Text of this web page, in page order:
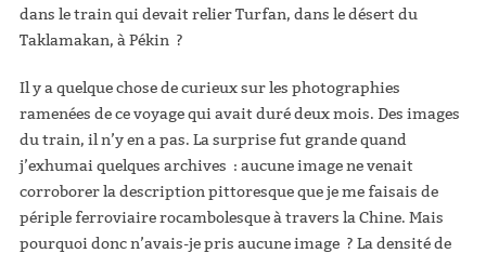
dans le train qui devait relier Turfan, dans le désert du
Taklamakan, à Pékin ?
Il y a quelque chose de curieux sur les photographies
ramenées de ce voyage qui avait duré deux mois. Des images
du train, il n’y en a pas. La surprise fut grande quand
j’exhumai quelques archives : aucune image ne venait
corroborer la description pittoresque que je me faisais de
périple ferroviaire rocambolesque à travers la Chine. Mais
pourquoi donc n’avais-je pris aucune image ? La densité de